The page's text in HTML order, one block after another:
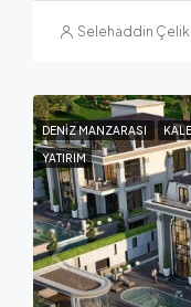
Selehaddin Çelik
DENIZ MANZARASI
YATIRIM